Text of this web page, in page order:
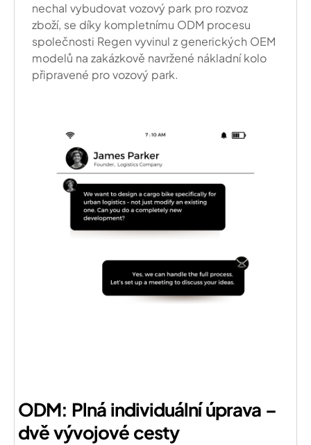
ODM: Plná individuální úprava –
dvě vývojové cesty
nechal vybudovat vozový park pro rozvoz
zboží, se díky kompletnímu ODM procesu
společnosti Regen vyvinul z generických OEM
modelů na zakázkově navržené nákladní kolo
připravené pro vozový park.